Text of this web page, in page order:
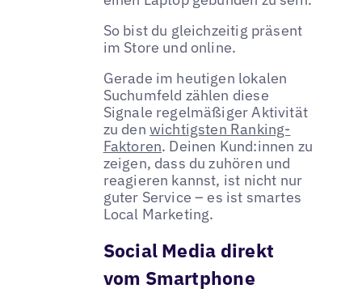
So bist du gleichzeitig präsent
im Store und online.
Gerade im heutigen lokalen
Suchumfeld zählen diese
Signale regelmäßiger Aktivität
zu den wichtigsten Ranking-
Faktoren. Deinen Kund:innen zu
zeigen, dass du zuhören und
reagieren kannst, ist nicht nur
guter Service – es ist smartes
Local Marketing.
Social Media direkt
vom Smartphone